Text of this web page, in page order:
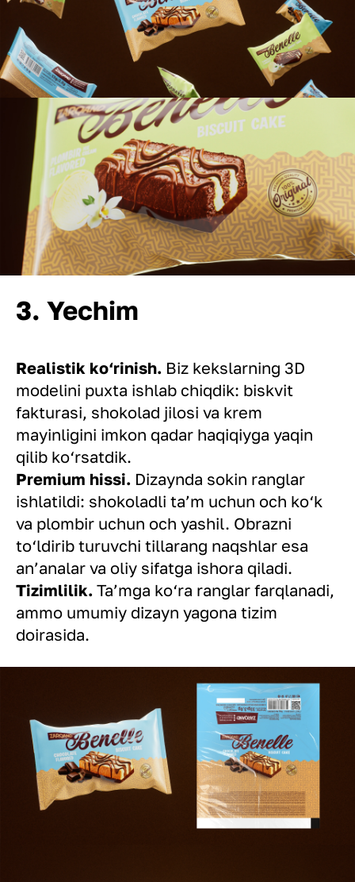
3. Yechim
Realistik ko‘rinish. Biz kekslarning 3D
modelini puxta ishlab chiqdik: biskvit
fakturasi, shokolad jilosi va krem
mayinligini imkon qadar haqiqiyga yaqin
qilib ko‘rsatdik.
Premium hissi. Dizaynda sokin ranglar
ishlatildi: shokoladli ta’m uchun och ko‘k
va plombir uchun och yashil. Obrazni
to‘ldirib turuvchi tillarang naqshlar esa
an’analar va oliy sifatga ishora qiladi.
Tizimlilik. Ta’mga ko‘ra ranglar farqlanadi,
ammo umumiy dizayn yagona tizim
doirasida.